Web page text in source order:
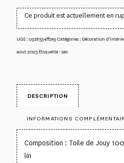
Ce produit est actuellement en
UGS :0328534ff2e3 Catégories : Décoration
aout 2025 Étiquette :sac
DESCRIPTION
INFORMATIONS
Composition : Toile de Jouy
lin